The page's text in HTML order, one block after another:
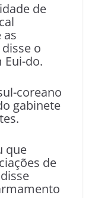
de
as
o
do.
coreano
gabinete
que
de